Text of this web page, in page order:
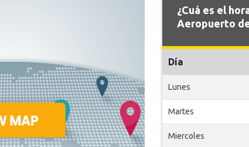
¿Cuá es el
Aeropuerto
Día
Lunes
Martes
Miercoles